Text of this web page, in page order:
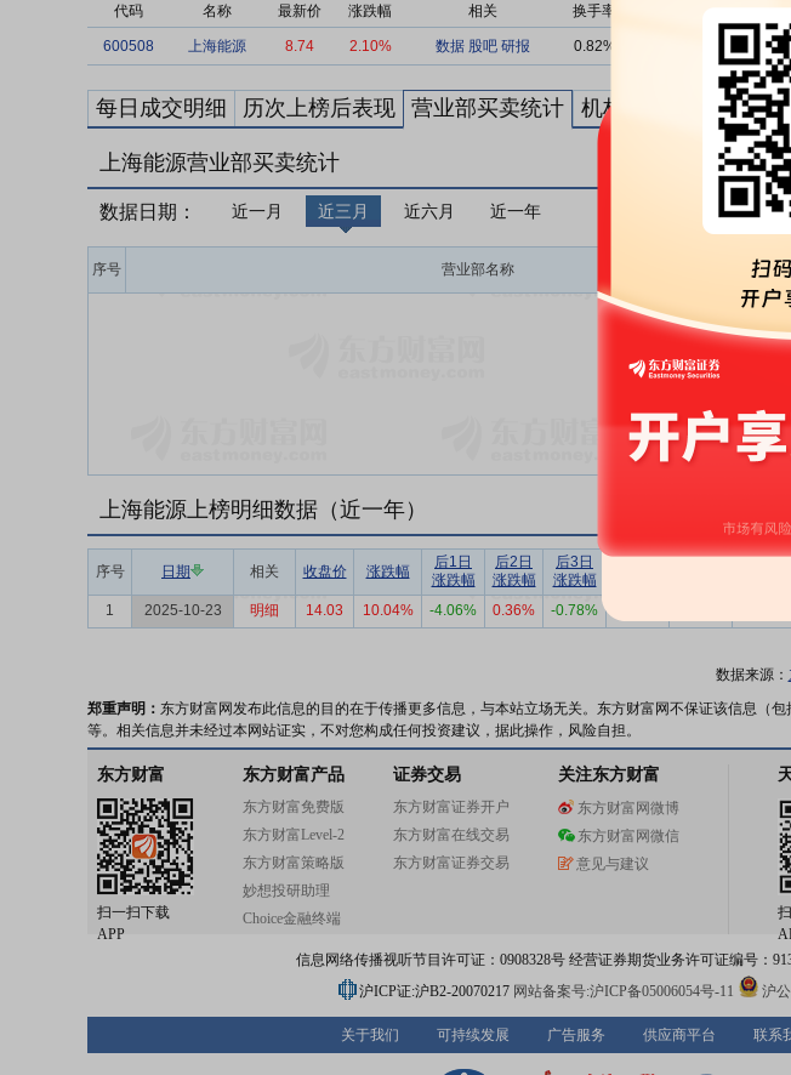
代码 名称 最新价 涨跌幅 相关 换手率 流通市值 近1月
600508 上海能源 8.74 2.10% 数据 股吧 研报 0.82% 0次
每日成交明细 历次上榜后表现 营业部买卖统计 机构买卖统计 最新
上海能源营业部买卖统计
数据日期： 近一月 近三月 近六月 近一年
序号 营业部名称
上海能源上榜明细数据（近一年）
序号 日期 相关 收盘价 涨跌幅
后1日
涨跌幅
后2日
涨跌幅
后3日
涨跌幅
后5日
后10日
后20日
1 2025-10-23 明细 14.03 10.04% -4.06% 0.36% -0.78%
数据来源：
郑重声明： 东方财富网发布此信息的目的在于传播更多信息，与本站立场无关。东方财富网不保证该信息（
等。相关信息并未经过本网站证实，不对您构成任何投资建议，据此操作，风险自担。